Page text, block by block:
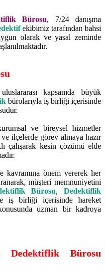
Bürosu, 7/24 danışma
ekibimiz tarafından bahsi
olarak ve yasal zeminde
uluslararası kapsamda büyük
bürolarıyla iş birliği içerisinde
ve bireysel hizmetler
ilçelerde görev almaya hazır
çalışarak kesin çözümü elde
kavramına önem vererek her
müşteri memnuniyetini
Bürosu,Dedektiflik
iş birliği içerisinde hareket
uzman bir kadroya
Dedektiflik Bürosu